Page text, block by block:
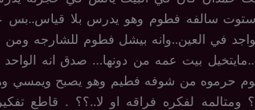
سالفه فطوم وهو يدرس بلا قياس..بس
في العين..وانه بيشل فطوم للشارجه
بيت عمه من دونها… صدق انه
حرموه من شوفه فطيم وهو يصبح ويمسي
ومتالمه لفكره فراقه او لا..؟؟ . قاطع